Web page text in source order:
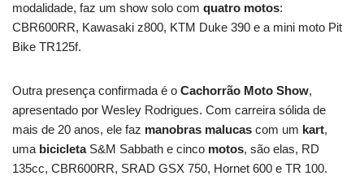
modalidade, faz um show solo com quatro motos:
CBR600RR, Kawasaki z800, KTM Duke 390 e a mini moto Pit
Bike TR125f.
Outra presença confirmada é o Cachorrão Moto Show,
apresentado por Wesley Rodrigues. Com carreira sólida de
mais de 20 anos, ele faz manobras malucas com um kart,
uma bicicletaS&M Sabbath e cinco motos, são elas, RD
135cc, CBR600RR, SRAD GSX 750, Hornet 600 e TR 100.